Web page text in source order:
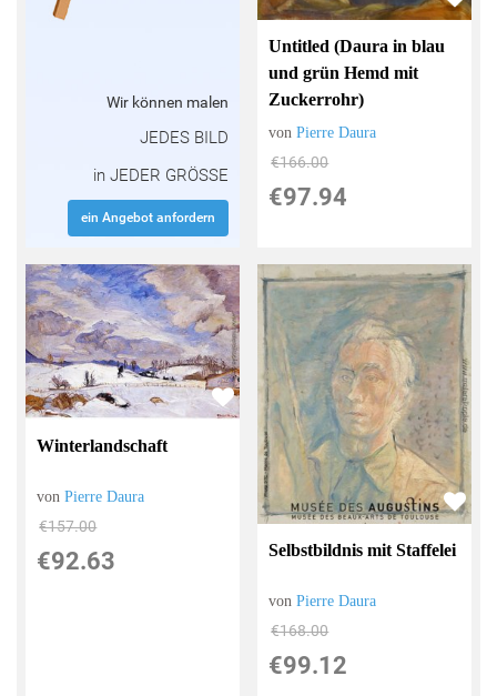
Wir können malen
JEDES BILD
in JEDER GRÖSSE
ein Angebot anfordern
Untitled (Daura in blau
und grün Hemd mit
Zuckerrohr)
vonPierre Daura
€166.00
€97.94
Winterlandschaft
vonPierre Daura
€157.00
€92.63 Selbstbildnis mit Staffelei
vonPierre Daura
€168.00
€99.12